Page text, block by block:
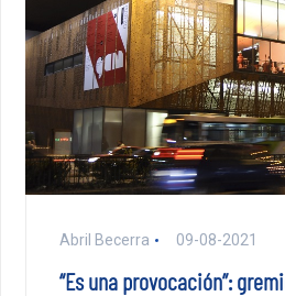
Abril Becerra 09-08-2021
“Es una provocación”: